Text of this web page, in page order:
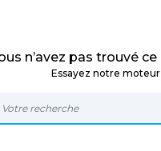
n’avez pas trouvé
Essayez notre